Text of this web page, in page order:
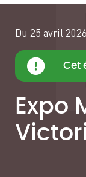
Du 25 avril
Cet
Expo